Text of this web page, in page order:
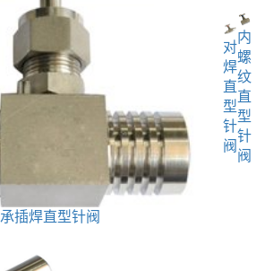
承插焊直型针阀
对
焊
直
型
针
阀
内
螺
纹
直
型
针
阀